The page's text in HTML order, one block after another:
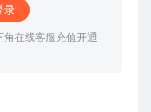
录
在线客服充值开通